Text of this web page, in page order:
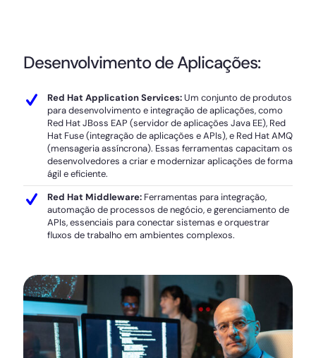
Desenvolvimento de Aplicações:
Red Hat Application Services:Um conjunto de produtos
para desenvolvimento e integração de aplicações, como
Red Hat JBoss EAP (servidor de aplicações Java EE), Red
Hat Fuse (integração de aplicações e APIs), e Red Hat AMQ
(mensageria assíncrona). Essas ferramentas capacitam os
desenvolvedores a criar e modernizar aplicações de forma
ágil e eficiente.
Red Hat Middleware: Ferramentas para integração,
automação de processos de negócio, e gerenciamento de
APIs, essenciais para conectar sistemas e orquestrar
fluxos de trabalho em ambientes complexos.